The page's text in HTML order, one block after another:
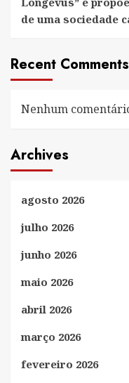
de uma sociedade
Recent Comments
Nenhum
Archives
agosto 2026
julho 2026
junho 2026
maio 2026
abril 2026
março 2026
fevereiro 2026